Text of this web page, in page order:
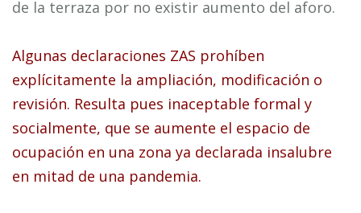
de la terraza por no existir aumento del aforo.
Algunas declaraciones ZAS prohíben
explícitamente la ampliación, modificación o
revisión. Resulta pues inaceptable formal y
socialmente, que se aumente el espacio de
ocupación en una zona ya declarada insalubre
en mitad de una pandemia.